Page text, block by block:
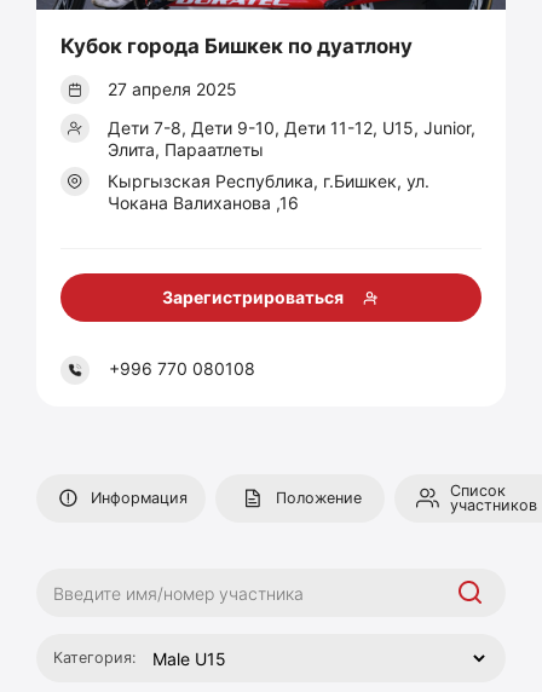
Кубок города Бишкек по дуатлону
27 апреля 2025
Дети 7-8, Дети 9-10, Дети 11-12, U15, Junior,
Элита, Параатлеты
Кыргызская Республика, г.Бишкек, ул.
Чокана Валиханова ,16
Зарегистрироваться
+996 770 080108
Информация Положение
Список
участников
Категория: